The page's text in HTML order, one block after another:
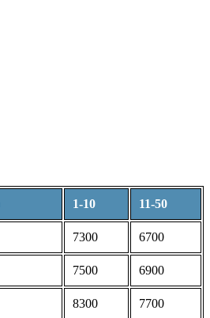
1-10 11-50
7300 6700
7500 6900
8300 7700